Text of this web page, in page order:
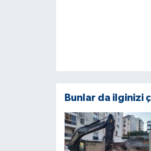
Bunlar da ilginizi